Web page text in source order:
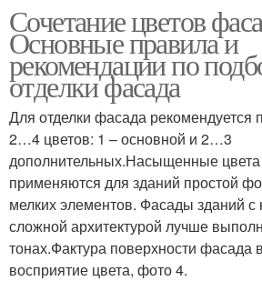
Сочетание цветов
Основные правила и
рекомендации по
отделки фасада
Для отделки фасада рекомендуется
2…4 цветов: 1 – основной и 2…3
дополнительных.Насыщенные цвета
применяются для зданий простой
мелких элементов. Фасады зданий
сложной архитектурой лучше
тонах.Фактура поверхности фасада
восприятие цвета, фото 4.